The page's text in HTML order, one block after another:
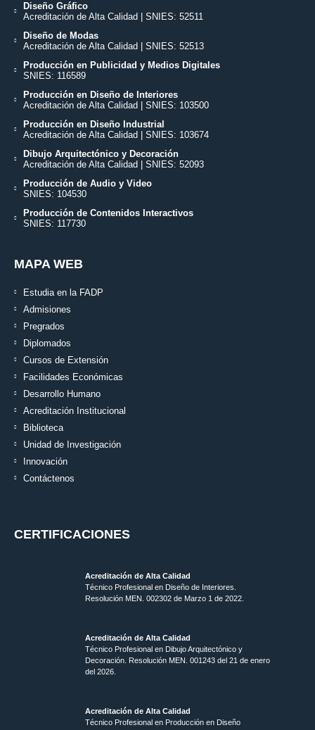
Diseño Gráfico
Acreditación de Alta Calidad | SNIES: 52511
Diseño de Modas
Acreditación de Alta Calidad | SNIES: 52513
Producción en Publicidad y Medios Digitales
SNIES: 116589
Producción en Diseño de Interiores
Acreditación de Alta Calidad | SNIES: 103500
Producción en Diseño Industrial
Acreditación de Alta Calidad | SNIES: 103674
Dibujo Arquitectónico y Decoración
Acreditación de Alta Calidad | SNIES: 52093
Producción de Audio y Video
SNIES: 104530
Producción de Contenidos Interactivos
SNIES: 117730
MAPA WEB
Estudia en la FADP
Admisiones
Pregrados
Diplomados
Cursos de Extensión
Facilidades Económicas
Desarrollo Humano
Acreditación Institucional
Biblioteca
Unidad de Investigación
Innovación
Contáctenos
CERTIFICACIONES
Acreditación de Alta Calidad
Técnico Profesional en Diseño de Interiores.
Resolución MEN. 002302 de Marzo 1 de 2022.
Acreditación de Alta Calidad
Técnico Profesional en Dibujo Arquitectónico y
Decoración. Resolución MEN. 001243 del 21 de enero
del 2026.
Acreditación de Alta Calidad
Técnico Profesional en Producción en Diseño